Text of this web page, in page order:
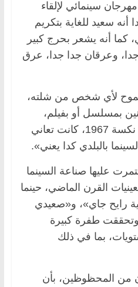
سينمائي لإلقاء
أنه سعيد للغاية بتكريم
كما أنه يشعر بحرج كبير
وعرقان جدا جدا، عرق
لأي شخص من شلته،
بمسلسل أو بفيلم،
خاصة أن السينما من بعد نكسة 1967، كانت تعاني
بالبلدي كدا يعني».
عليها صناعة السينما
القرن الماضي، حينما
رايح جاي»، و«صعيدي
وتحققت طفرة كبيرة
بما في ذلك
من المحظوظين، بأن